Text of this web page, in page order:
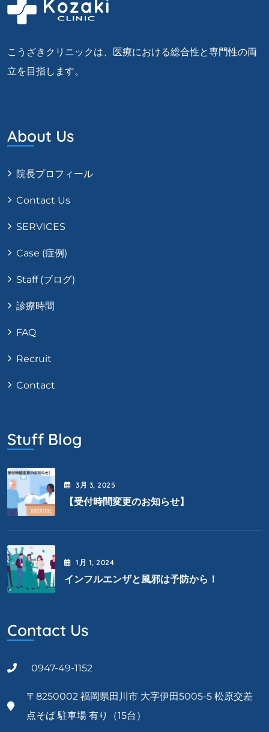
こうざきクリニックは、医療における総合性と専門性の両
立を目指します。
About Us
院長プロフィール
Contact Us
SERVICES
Case (症例)
Staff (ブログ)
診療時間
FAQ
Recruit
Contact
Stuff Blog
3月 3 , 2025
【受付時間変更のお知らせ】
1月 1 , 2024
インフルエンザと風邪は予防から！
Contact Us
0947-49-1152
〒8250002 福岡県田川市 大字伊田5005-5 松原交差
点そば 駐車場 有り（15台）